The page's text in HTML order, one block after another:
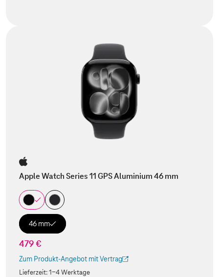
Apple Watch Series 11 GPS Aluminium 46 mm
46 mm
479 €
Zum Produkt-Angebot mit Vertrag
(Der Link wird in einem neuen Tab geöffnet)
Lieferzeit:1-4 Werktage